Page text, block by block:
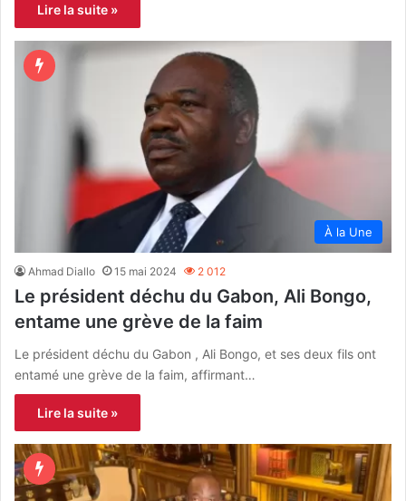
Lire la suite »
À la Une
Ahmad Diallo 15 mai 2024 2 012
Le président déchu du Gabon, Ali Bongo,
entame une grève de la faim
Le président déchu du Gabon , Ali Bongo, et ses deux fils ont
entamé une grève de la faim, affirmant…
Lire la suite »